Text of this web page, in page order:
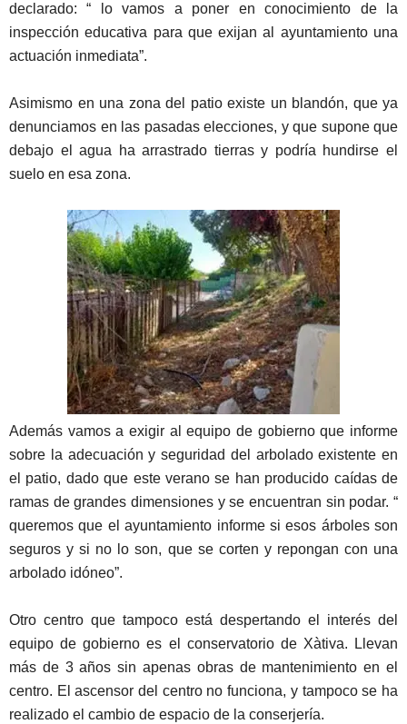
declarado: “ lo vamos a poner en conocimiento de la
inspección educativa para que exijan al ayuntamiento una
actuación inmediata”.
Asimismo en una zona del patio existe un blandón, que ya
denunciamos en las pasadas elecciones, y que supone que
debajo el agua ha arrastrado tierras y podría hundirse el
suelo en esa zona.
Además vamos a exigir al equipo de gobierno que informe
sobre la adecuación y seguridad del arbolado existente en
el patio, dado que este verano se han producido caídas de
ramas de grandes dimensiones y se encuentran sin podar. “
queremos que el ayuntamiento informe si esos árboles son
seguros y si no lo son, que se corten y repongan con una
arbolado idóneo”.
Otro centro que tampoco está despertando el interés del
equipo de gobierno es el conservatorio de Xàtiva. Llevan
más de 3 años sin apenas obras de mantenimiento en el
centro. El ascensor del centro no funciona, y tampoco se ha
realizado el cambio de espacio de la conserjería.